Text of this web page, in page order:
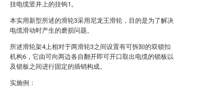
挂电缆竖井上的挂钩1。
本实用新型所述的滑轮3采用尼龙王滑轮，目的是为了解决
电缆滑动时产生的磨损问题。
所述滑轮架4上相对于两滑轮3之间设置有可拆卸的双锁扣
机构6，它由可向两边各自翻开即可开口取出电缆的锁板以
及锁板之间进行固定的插销构成。
实施例：